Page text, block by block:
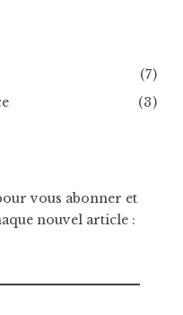
(7)
(3)
vous abonner et
nouvel article :